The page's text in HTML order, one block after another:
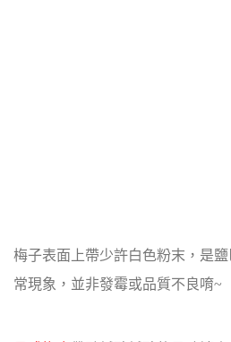
梅子表面上帶少許白色粉末，是
常現象，並非發霉或品質不良唷~